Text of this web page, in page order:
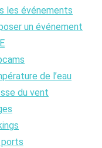
les événements
un événement
de l’eau
du vent